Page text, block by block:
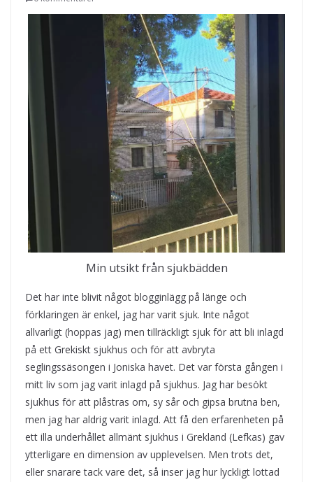
Min utsikt från sjukbädden
Det har inte blivit något blogginlägg på länge och
förklaringen är enkel, jag har varit sjuk. Inte något
allvarligt (hoppas jag) men tillräckligt sjuk för att bli inlagd
på ett Grekiskt sjukhus och för att avbryta
seglingssäsongen i Joniska havet. Det var första gången i
mitt liv som jag varit inlagd på sjukhus. Jag har besökt
sjukhus för att plåstras om, sy sår och gipsa brutna ben,
men jag har aldrig varit inlagd. Att få den erfarenheten på
ett illa underhållet allmänt sjukhus i Grekland (Lefkas) gav
ytterligare en dimension av upplevelsen. Men trots det,
eller snarare tack vare det, så inser jag hur lyckligt lottad